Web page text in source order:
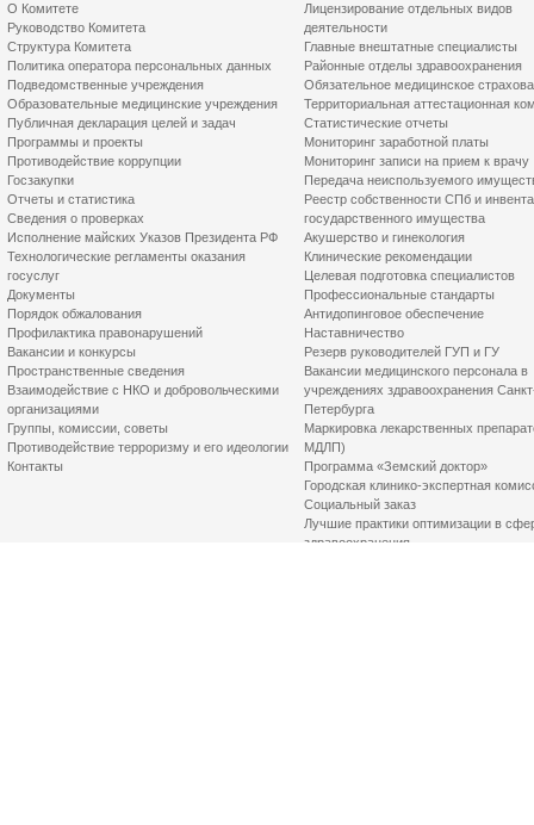
О Комитете
Руководство Комитета
Структура Комитета
Политика оператора персональных данных
Подведомственные учреждения
Образовательные медицинские учреждения
Публичная декларация целей и задач
Программы и проекты
Противодействие коррупции
Госзакупки
Отчеты и статистика
Сведения о проверках
Исполнение майских Указов Президента РФ
Технологические регламенты оказания
госуслуг
Документы
Порядок обжалования
Профилактика правонарушений
Вакансии и конкурсы
Пространственные сведения
Взаимодействие с НКО и добровольческими
организациями
Группы, комиссии, советы
Противодействие терроризму и его идеологии
Контакты
Лицензирование отдельных видов
деятельности
Главные внештатные специалисты
Районные отделы здравоохранения
Обязательное медицинское
Территориальная аттестационная
Статистические отчеты
Мониторинг заработной платы
Мониторинг записи на прием к врачу
Передача неиспользуемого
Реестр собственности СПб и
государственного имущества
Акушерство и гинекология
Клинические рекомендации
Целевая подготовка специалистов
Профессиональные стандарты
Антидопинговое обеспечение
Наставничество
Резерв руководителей ГУП и ГУ
Вакансии медицинского персонала в
учреждениях здравоохранения
Петербурга
Маркировка лекарственных
МДЛП)
Программа «Земский доктор»
Городская клинико-экспертная
Социальный заказ
Лучшие практики оптимизации в
здравоохранения